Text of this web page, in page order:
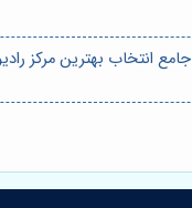
انتخاب بهترین مرکز